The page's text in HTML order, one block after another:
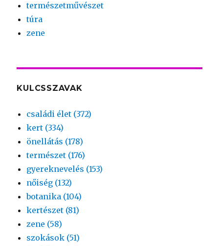
természetművészet
túra
zene
KULCSSZAVAK
családi élet (372)
kert (334)
önellátás (178)
természet (176)
gyereknevelés (153)
nőiség (132)
botanika (104)
kertészet (81)
zene (58)
szokások (51)